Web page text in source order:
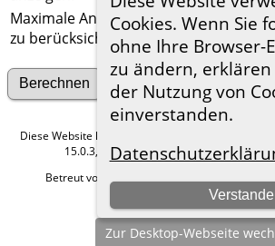
Cookies. Wenn Sie
ohne Ihre Browser-
zu ändern, erklären
der Nutzung von
einverstanden.
Maximale Anzahl der
zu berücksichtigenden Generationen:
Suche nach
Diese Website läuft mit
15.0.3, programmiert von Darrin
Betreut von
Hier geht es zum
Zur Desktop-Webseite